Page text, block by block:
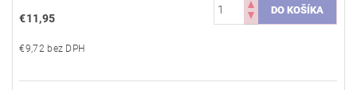
€11,95
€9,72 bez DPH